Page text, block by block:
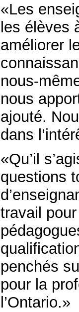
«Les
les élèves
améliorer
nous-
nous
ajouté.
dans
«Qu’il
questions
travail
penchés
pour la
l’Ontario.»